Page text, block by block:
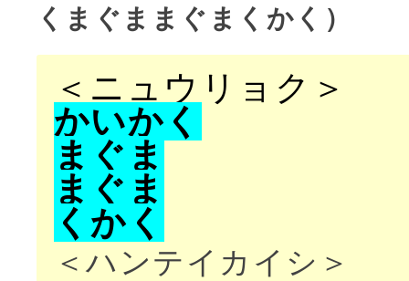
くまぐままぐまくかく）
＜ニュウリョク＞
かいか く
ま ぐ ま
ま ぐ ま
く か く
＜ハンテイカイシ＞